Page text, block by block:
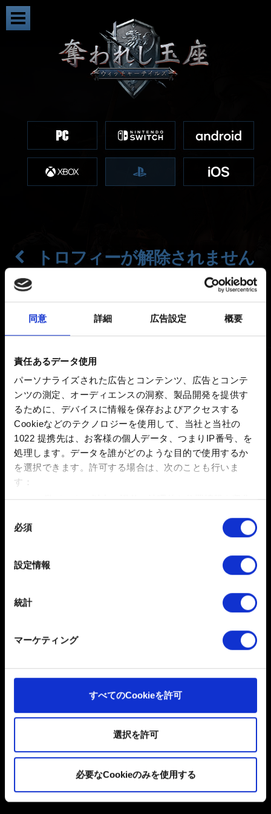
同意 詳細 広告設定 概要
責任あるデータ使用
パーソナライズされた広告とコンテンツ、広告とコンテ
ンツの測定、オーディエンスの洞察、製品開発を提供す
るために、デバイスに情報を保存およびアクセスする
Cookieなどのテクノロジーを使用して、当社と当社の
1022 提携先は、お客様の個人データ、つまりIP番号、を
処理します。データを誰がどのような目的で使用するか
を選択できます。 許可する場合は、次のことも行いま
す：
数メートル以内の誤差の地理的な位置情報を収集
特定の特性（フィンガープリント）を積極的にス
詳細セクション
で個人データの処理方法と設定を行って
ください。「Cookie宣言」からいつでも同意を変更また
だくために必要なものです。その他のCookieは、ウェブ
サイトの品質向上のために、オプションとして技術的お
た、ソーシャルメディア上などでお客様が興味を持ちそ
うなコンテンツをお届けするために、一部のCookieをパ
これらのオプションが有効になることはありません。
Cookieの使用およびパフォーマンスの変更点に関する詳
細は、下記の「設定」メニューでご確認ください。
必須
設定情報
統計
マーケティング
すべてのCookieを許可
選択を許可
必要なCookieのみを使用する
トロフィーが解除されません
新着 7年前 更新 4ヶ月前
トロフィーの条件を達成したのに完了とみなされない場
合は、次の情報をご提供ください：
1.正確なトロフィー名。
2.それによってトロフィーの条件達成となるはずであっ
たアクションの具体的な内容。
3.条件を達成した日付と時刻（+タイムゾーン）。
お困りですか
日本語
ユーザー同意書
プライバシーポリシー
クッキーポリシー